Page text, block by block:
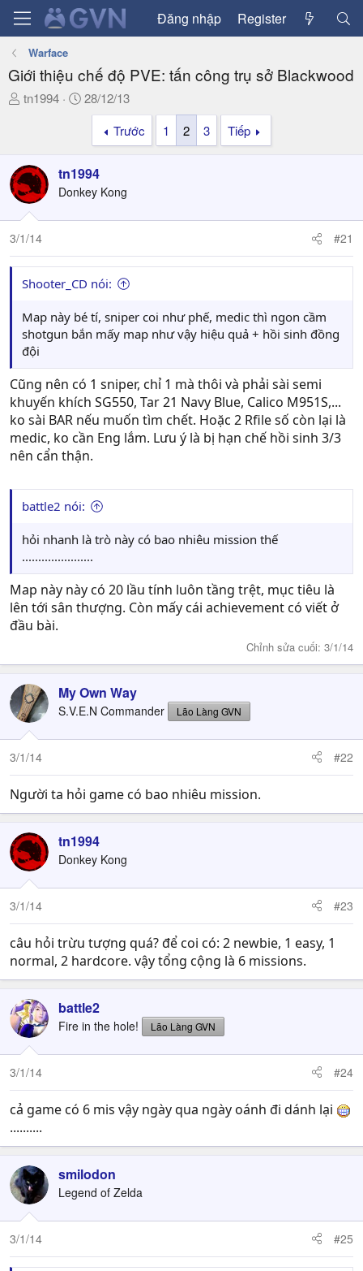
Đăng nhập Register
Warface
Giới thiệu chế độ PVE: tấn công trụ sở Blackwood
T
a
d
s
t
a
t
e
tn1994
N
g
ử
i
28/12/13
Trước
1 2 3 Tiếp
tn1994
Donkey Kong
3/1/14 #21
Shooter_CD nói:
Map này bé tí, sniper coi như phế, medic thì ngon cầm
shotgun bắn mấy map như vậy hiệu quả + hồi sinh đồng
đội
Cũng nên có 1 sniper, chỉ 1 mà thôi và phải sài semi
khuyến khích SG550, Tar 21 Navy Blue, Calico M951S,...
ko sài BAR nếu muốn tìm chết. Hoặc 2 Rfile số còn lại là
medic, ko cần Eng lắm. Lưu ý là bị hạn chế hồi sinh 3/3
nên cẩn thận.
battle2 nói:
hỏi nhanh là trò này có bao nhiêu mission thế
......................
Map này này có 20 lầu tính luôn tầng trệt, mục tiêu là
lên tới sân thượng. Còn mấy cái achievement có viết ở
đầu bài.
Chỉnh sửa cuối: 3/1/14
My Own Way
S.V.E.N Commander Lão Làng GVN
3/1/14 #22
Người ta hỏi game có bao nhiêu mission.
tn1994
Donkey Kong
3/1/14 #23
câu hỏi trừu tượng quá? để coi có: 2 newbie, 1 easy, 1
normal, 2 hardcore. vậy tổng cộng là 6 missions.
battle2
Fire in the hole! Lão Làng GVN
3/1/14 #24
cả game có 6 mis vậy ngày qua ngày oánh đi dánh lại
..........
smilodon
Legend of Zelda
3/1/14 #25